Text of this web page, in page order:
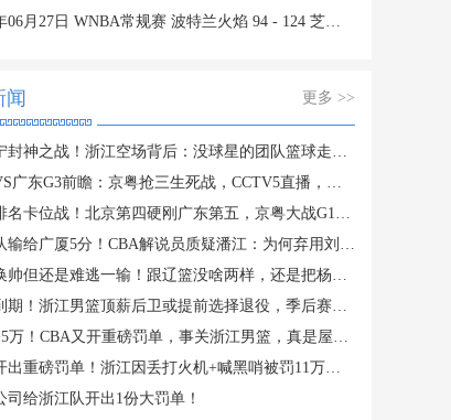
月27日 WNBA常规赛 波特兰火焰 94 - 124 芝加哥天空 全场集锦
闻 更多 >>
神之战！浙江空场背后：没球星的团队篮球走不动？
东G3前瞻：京粤抢三生死战，CCTV5直播，胜者PK上海
卡位战！北京第四硬刚广东第五，京粤大战G1定生死
给广厦5分！CBA解说员质疑潘江：为何弃用刘传兴？
但还是难逃一输！跟辽篮没啥两样，还是把杨鸣请回来吧？
！浙江男篮顶薪后卫或提前选择退役，季后赛场均仅2分3板
！CBA又开重磅罚单，事关浙江男篮，真是屋漏偏逢连夜雨
重磅罚单！浙江因丢打火机+喊黑哨被罚11万，老板还被禁赛
司给浙江队开出1份大罚单！